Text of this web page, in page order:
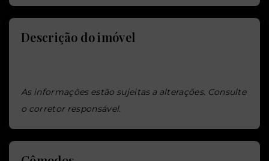
Descrição do imóvel
As informações estão sujeitas a alterações. Consulte
o corretor responsável.